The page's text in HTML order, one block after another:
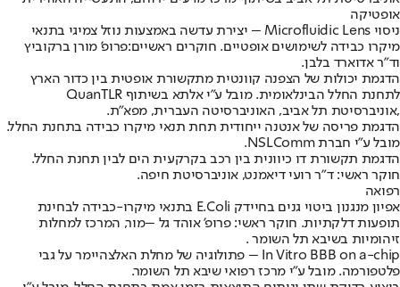
אופטיקה
ניסוי Microfluidic Lens – יצירת עדשה באמצעות נוזל צמיגי בתנאי
מיקרו כבידה לשימושים אופטיים. חוקרים ראשיים:פרופ' מורן ברקוביץ
וד"ר אדוארד בלבן.
הדגמת יכולות של הצפנה קוונטית מתקשורת אופטית בין כדור הארץ
לתחנת החלל הבינלאומית. מובל ע"י אלתא בשיתוף QuanTLR
,אוניברסיטת תל אביב, האוניברסיטה העברית, מפא"ת.
הדגמת פריסה של אנטנה ייחודית תחת תנאי מיקרו כבידה בתחנת החלל.
מובל ע"י חברת NSLComm.
הדגמת תקשורת דו כיוונית בין רכב בקרקעית הים לבין תחנת החלל.
חוקר ראשי: ד"ר רועי דיאמנט, אוניברסיטת חיפה.
רפואה
אפיון מנגנון ביטוי גנים בחיידק E.Coli בתנאי מיקרו-כבידה לבחינת
תופעות דלקתיות. חוקר ראשי: פרופ' אוהד גל –מור, המרכז למחלות
זיהומיות בשיבא תל השומר .
In Vitro BBB on a-chip – פתולוגיה של מחלת האלצהיימר על גבי
פלטפורמה. מובל ע"י מרכז רפואי שיבא תל השומר.